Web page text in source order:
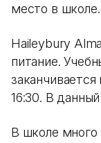
место в школе.
Haileybury
питание.
16:30. В
В школе много